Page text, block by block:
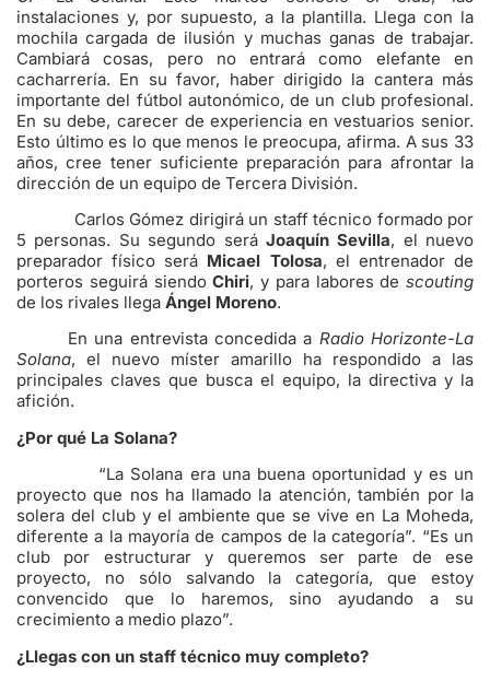
instalaciones y, por supuesto, a la plantilla. Llega con la
mochila cargada de ilusión y muchas ganas de trabajar.
Cambiará cosas, pero no entrará como elefante en
cacharrería. En su favor, haber dirigido la cantera más
importante del fútbol autonómico, de un club profesional.
En su debe, carecer de experiencia en vestuarios senior.
Esto último es lo que menos le preocupa, afirma. A sus 33
años, cree tener suficiente preparación para afrontar la
dirección de un equipo de Tercera División.
Carlos Gómez dirigirá un staff técnico formado por
5 personas. Su segundo será Joaquín Sevilla, el nuevo
preparador físico será Micael Tolosa, el entrenador de
porteros seguirá siendoChiri, y para labores de scouting
de los rivales llega Ángel Moreno.
En una entrevista concedida a Radio Horizonte-La
Solana, el nuevo míster amarillo ha respondido a las
principales claves que busca el equipo, la directiva y la
afición.
¿Por qué La Solana?
“La Solana era una buena oportunidad y es un
proyecto que nos ha llamado la atención, también por la
solera del club y el ambiente que se vive en La Moheda,
diferente a la mayoría de campos de la categoría”. “Es un
club por estructurar y queremos ser parte de ese
proyecto, no sólo salvando la categoría, que estoy
convencido que lo haremos, sino ayudando a su
crecimiento a medio plazo”.
¿Llegas con un staff técnico muy completo?